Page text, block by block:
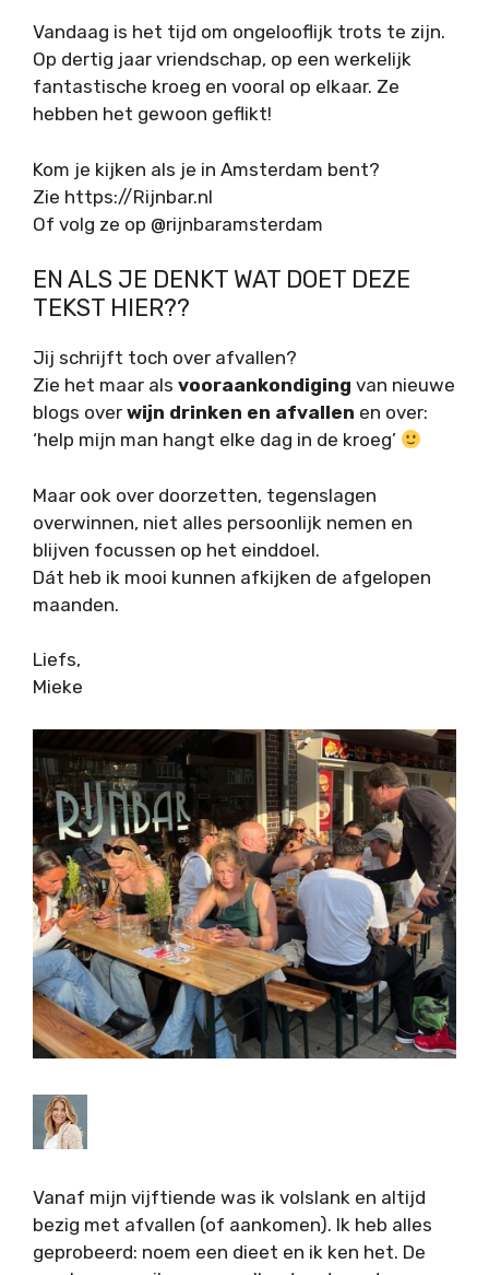
Vandaag is het tijd om ongelooflijk trots te zijn.
Op dertig jaar vriendschap, op een werkelijk
fantastische kroeg en vooral op elkaar. Ze
hebben het gewoon geflikt!
Kom je kijken als je in Amsterdam bent?
Zie https://Rijnbar.nl
Of volg ze op @rijnbaramsterdam
EN ALS JE DENKT WAT DOET DEZE
TEKST HIER??
Jij schrijft toch over afvallen?
Zie het maar als vooraankondiging van nieuwe
blogs over wijn drinken en afvallen en over:
‘help mijn man hangt elke dag in de kroeg’
Maar ook over doorzetten, tegenslagen
overwinnen, niet alles persoonlijk nemen en
blijven focussen op het einddoel.
Dát heb ik mooi kunnen afkijken de afgelopen
maanden.
Liefs,
Mieke
Vanaf mijn vijftiende was ik volslank en altijd
bezig met afvallen (of aankomen). Ik heb alles
geprobeerd: noem een dieet en ik ken het. De